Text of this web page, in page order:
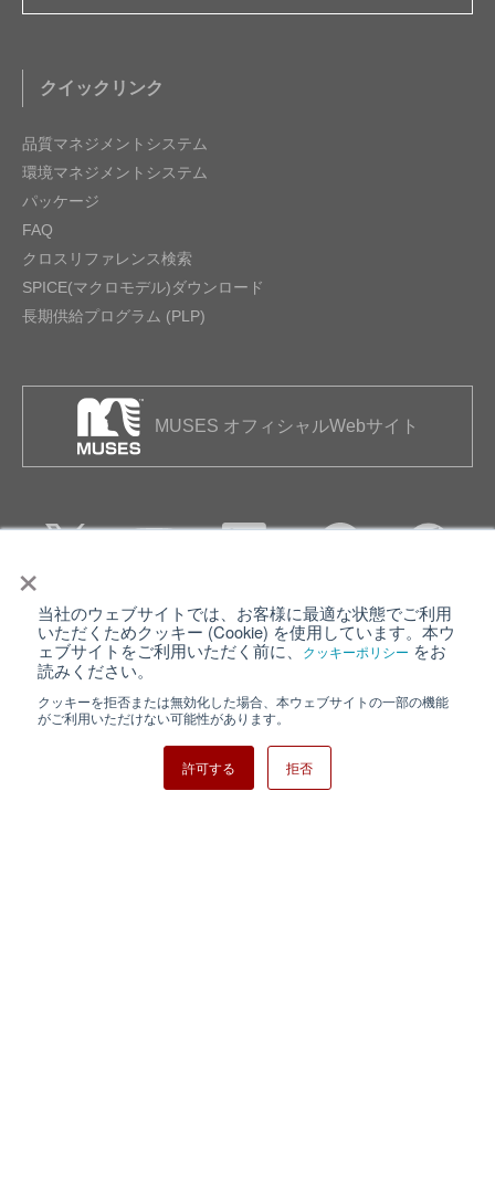
×
当社のウェブサイトでは、お客様に最適な状態でご利用
いただくためクッキー (Cookie) を使用しています。本ウ
ェブサイトをご利用いただく前に、
クッキーポリシー をお
読みください。
クッキーを拒否または無効化した場合、本ウェブサイトの一部の機能
がご利用いただけない可能性があります。
許可する 拒否
クイックリンク
品質マネジメントシステム
環境マネジメントシステム
パッケージ
FAQ
クロスリファレンス検索
SPICE(マクロモデル)ダウンロード
長期供給プログラム (PLP)
MUSES オフィシャルWebサイト
個人情報保護について ウェブサイト利用規約
クッキーポリシー
日清紡ホールディングス
Copyright ⓒ Nisshinbo Micro Devices Inc. All Rights Reserved.